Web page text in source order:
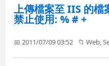
上傳檔案至 IIS 的檔
禁止使用: % # +
📅 2011/07/09 03:52 📁Web ,